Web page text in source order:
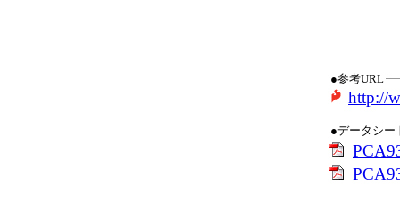
●参考URL
http://
●データシー